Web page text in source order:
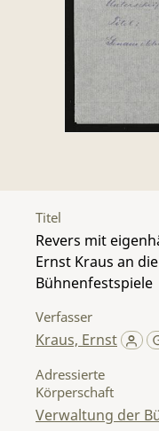
Titel
Revers mit
Ernst Kraus an
Bühnenfestspiele
Verfasser
Kraus, Ernst
Adressierte
Körperschaft
Verwaltung der